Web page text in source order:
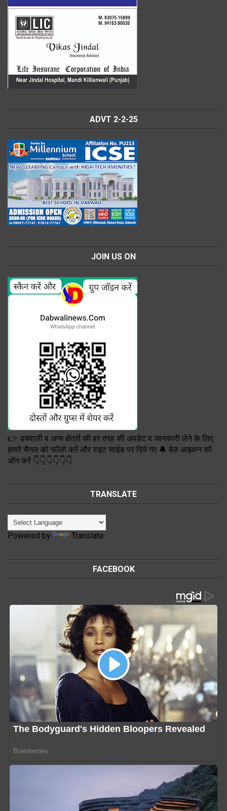
ADVT 2-2-25
JOIN US ON
👉 डबवाली व अन्य क्षेत्रों की हर तरह की अपडेट व जानकारी लेने के लिए
हमारे चैनल को फॉलो करें और राइट साईड पर दिये गए 🔔 बेल आइकन को
ऑन करें 👇👇👇👇👇👇
TRANSLATE
Powered by Translate
FACEBOOK